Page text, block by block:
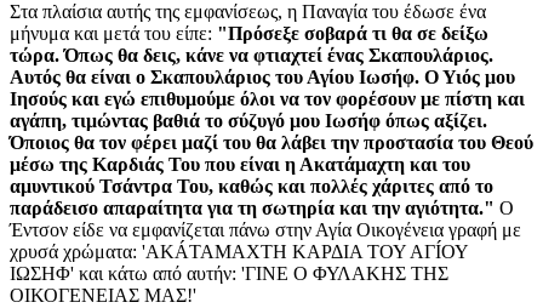
Στα πλαίσια αυτής της εμφανίσεως, η Παναγία του έδωσε ένα
μήνυμα και μετά του είπε: "Πρόσεξε σοβαρά τι θα σε δείξω
τώρα. Όπως θα δεις, κάνε να φτιαχτεί ένας Σκαπουλάριος.
Αυτός θα είναι ο Σκαπουλάριος του Αγίου Ιωσήφ. Ο Υιός μου
Ιησούς και εγώ επιθυμούμε όλοι να τον φορέσουν με πίστη και
αγάπη, τιμώντας βαθιά το σύζυγό μου Ιωσήφ όπως αξίζει.
Όποιος θα τον φέρει μαζί του θα λάβει την προστασία του Θεού
μέσω της Καρδιάς Του που είναι η Ακατάμαχτη και του
αμυντικού Τσάντρα Του, καθώς και πολλές χάριτες από το
παράδεισο απαραίτητα για τη σωτηρία και την αγιότητα." Ο
Έντσον είδε να εμφανίζεται πάνω στην Αγία Οικογένεια γραφή με
χρυσά χρώματα: 'ΑΚÁΤΑΜΑΧΤΗ ΚΑΡΔΙΑ ΤΟΥ ΑΓÍΟΥ
ΙΩΣΗΦ' και κάτω από αυτήν: 'ΓΙΝΕ Ο ΦΥΛΑΚΗΣ ΤΗΣ
ΟΙΚΟΓΕΝΕΙΑΣ ΜΑΣ!'